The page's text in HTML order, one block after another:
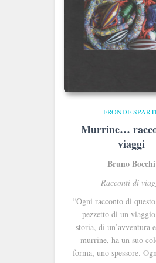
FRONDE
Murrine…
viaggi
Bruno Bocchi
Racconti di
“Ogni racconto di
pezzetto di un
storia, di un’avventura
murrine, ha un suo
forma, uno spessore.